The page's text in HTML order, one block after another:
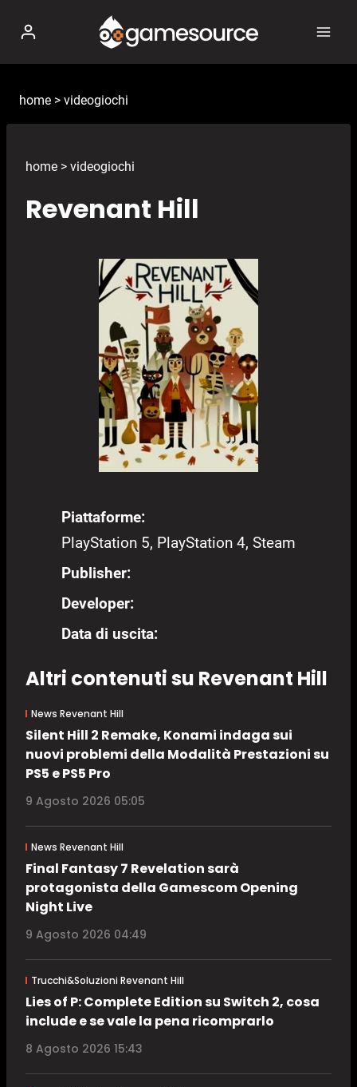
contenuto
home > videogiochi
home > videogiochi
Revenant Hill
Piattaforme:
PlayStation 5, PlayStation 4, Steam
Publisher:
Developer:
Data di uscita:
Altri contenuti su Revenant Hill
News Revenant Hill
Silent Hill 2 Remake, Konami indaga sui
nuovi problemi della Modalità Prestazioni su
PS5 e PS5 Pro
9 Agosto 2026 05:05
News Revenant Hill
Final Fantasy 7 Revelation sarà
protagonista della Gamescom Opening
Night Live
9 Agosto 2026 04:49
Trucchi&Soluzioni Revenant Hill
Lies of P: Complete Edition su Switch 2, cosa
include e se vale la pena ricomprarlo
8 Agosto 2026 15:43